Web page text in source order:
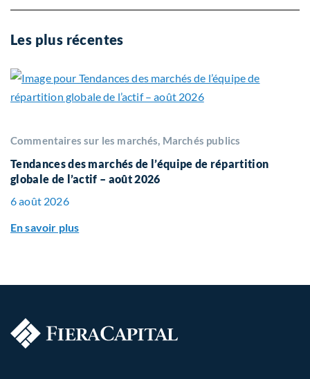
Les plus récentes
Commentaires sur les marchés, Marchés publics
Tendances des marchés de l’équipe de répartition
globale de l’actif – août 2026
6 août 2026
En savoir plus